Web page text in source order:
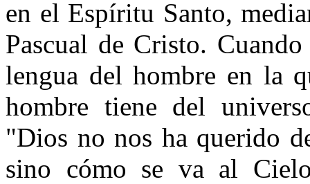
en el Espíritu Santo,
Pascual de Cristo.
lengua del hombre en la
hombre tiene del
"Dios no nos ha querido
sino cómo se va al